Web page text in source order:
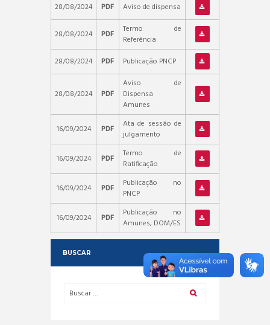
28/08/2024
PDF Aviso de dispensa
28/08/2024 PDF
Termo de
Referência
28/08/2024
PDF Publicação PNCP
28/08/2024 PDF
Aviso de
Dispensa
Amunes
16/09/2024
PDF
Ata de sessão de
julgamento
16/09/2024
PDF
Termo de
Ratificação
16/09/2024
PDF
Publicação no
PNCP
16/09/2024
PDF
Publicação no
Amunes, DOM/ES
BUSCAR